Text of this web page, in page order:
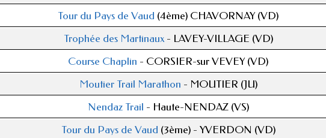
Tour du Pays de Vaud (4ème) CHAVORNAY (VD)
Trophée des Martinaux- LAVEY-VILLAGE (VD)
Course Chaplin - CORSIER-sur VEVEY (VD)
Moutier Trail Marathon - MOUTIER (JU)
Nendaz Trail - Haute-NENDAZ (VS)
Tour du Pays de Vaud (3ème) - YVERDON (VD)